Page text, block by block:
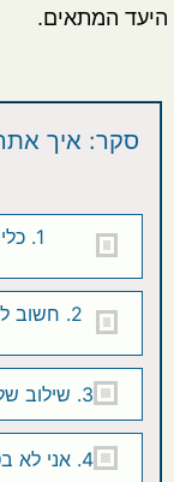
היעד המתאים.
סקר: איך
2. חשוב
3. שילוב של שניהם הוא העתיד הטוב ביותר
4. אני לא בטוח / לא מזהה הבדל גדול בין הגישות